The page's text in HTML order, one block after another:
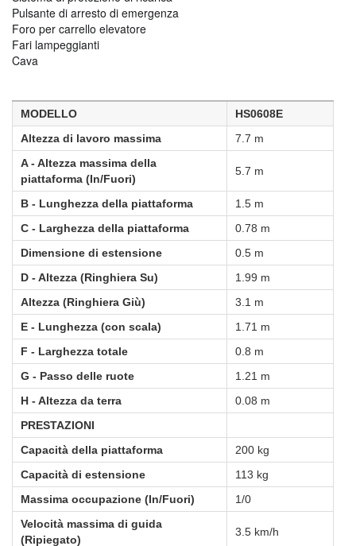
Pulsante di arresto di emergenza
Foro per carrello elevatore
Fari lampeggianti
Cava
MODELLO
HS0608E
Altezza di lavoro massima
7.7 m
A - Altezza massima della
piattaforma (In/Fuori)
5.7 m
B - Lunghezza della piattaforma
1.5 m
C - Larghezza della piattaforma
0.78 m
Dimensione di estensione
0.5 m
D - Altezza (Ringhiera Su)
1.99 m
Altezza (Ringhiera Giù)
3.1 m
E - Lunghezza (con scala)
1.71 m
F - Larghezza totale
0.8 m
G - Passo delle ruote
1.21 m
H - Altezza da terra
0.08 m
PRESTAZIONI
Capacità della piattaforma
200 kg
Capacità di estensione
113 kg
Massima occupazione (In/Fuori)
1/0
Velocità massima di guida
(Ripiegato)
3.5 km/h